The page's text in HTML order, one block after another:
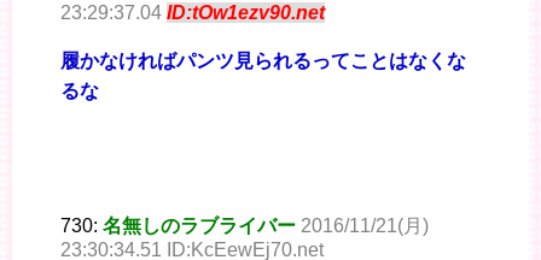
23:29:37.04 ID:tOw1ezv90.net
履かなければパンツ見られるってことはなくな
るな
730: 名無しのラブライバー 2016/11/21(月)
23:30:34.51 ID:KcEewEj70.net